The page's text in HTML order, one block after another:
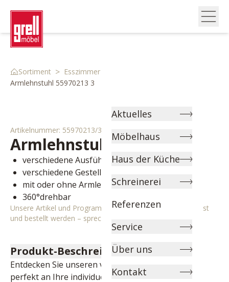
Aktuelles
Möbelhaus
Haus der Küche
Schreinerei
Referenzen
Service
Über uns
Kontakt
Sortiment > Esszimmer
Armlehnstuhl 55970213 3
Artikelnummer: 55970213/3
Armlehnstuhl Pelion
verschiedene Ausführungen wählbar
verschiedene Gestellfarben wählbar
mit oder ohne Armlehne wählbar
360°drehbar
Unsere Artikel und Programme können individuell angepasst
und bestellt werden – sprechen Sie uns gerne an!
Produkt-Beschreibung
Entdecken Sie unseren vielseitigen Stuhl, der sich
perfekt an Ihre individuellen Bedürfnisse anpasst.